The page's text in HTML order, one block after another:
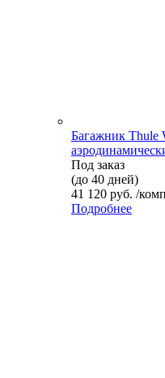
Багажник Thule
Под заказ
(до 40 дней)
41 120 руб. /
Подробнее